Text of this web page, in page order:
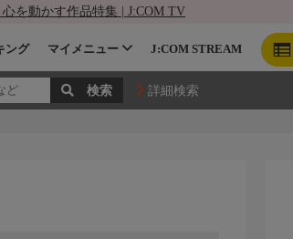
心を動かす作品特集 | J:COM TV
ング マイメニュー J:COM STREAM
詳細検索